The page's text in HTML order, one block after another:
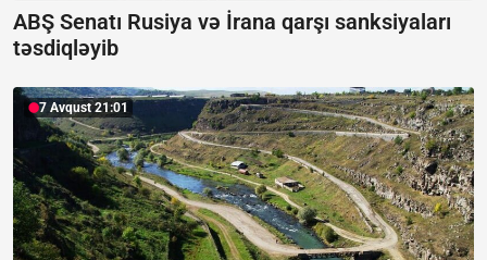
ABŞ Senatı Rusiya və İrana qarşı sanksiyaları
təsdiqləyib
7 Avqust 21:01